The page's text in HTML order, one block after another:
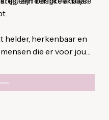
helder, herkenbaar en
die er voor jou